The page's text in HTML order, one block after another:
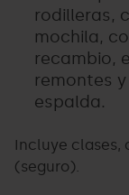
rodilleras,
mochila,
recambio,
remontes
espalda.
Incluye clases,
(seguro).